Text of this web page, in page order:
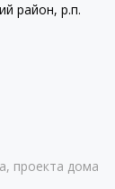
район, р.п.
проекта дома